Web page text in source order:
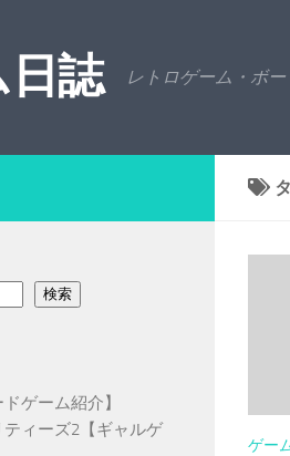
誌 レトロゲーム・ボ
ゲー
検索
ゲーム紹介】
ィーズ2【ギャルゲ